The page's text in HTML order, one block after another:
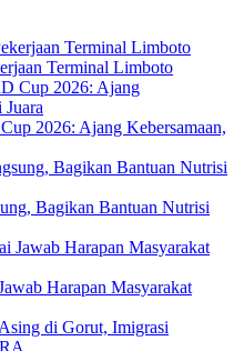
Terminal Limboto
2026: Ajang Kebersamaan,
Bagikan Bantuan Nutrisi
Harapan Masyarakat